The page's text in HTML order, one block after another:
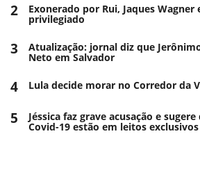
2 Exonerado por Rui, Jaques Wagner
privilegiado
3 Atualização: jornal diz que
Neto em Salvador
4 Lula decide morar no Corredor da
5 Jéssica faz grave acusação e
Covid-19 estão em leitos exclusivos